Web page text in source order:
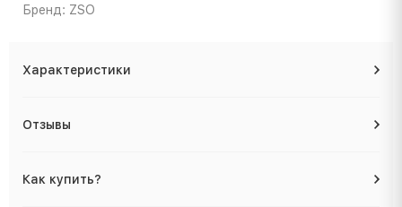
Бренд: ZSO
Характеристики
Отзывы
Как купить?